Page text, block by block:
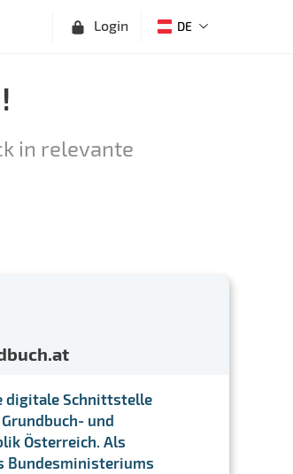
Login DE
in relevante
digitale Schnittstelle
und
Österreich. Als
Bundesministeriums